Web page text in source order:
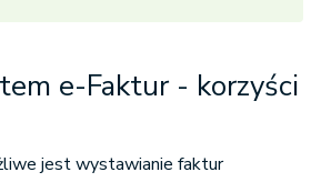
e-Faktur - korzyści
jest wystawianie faktur